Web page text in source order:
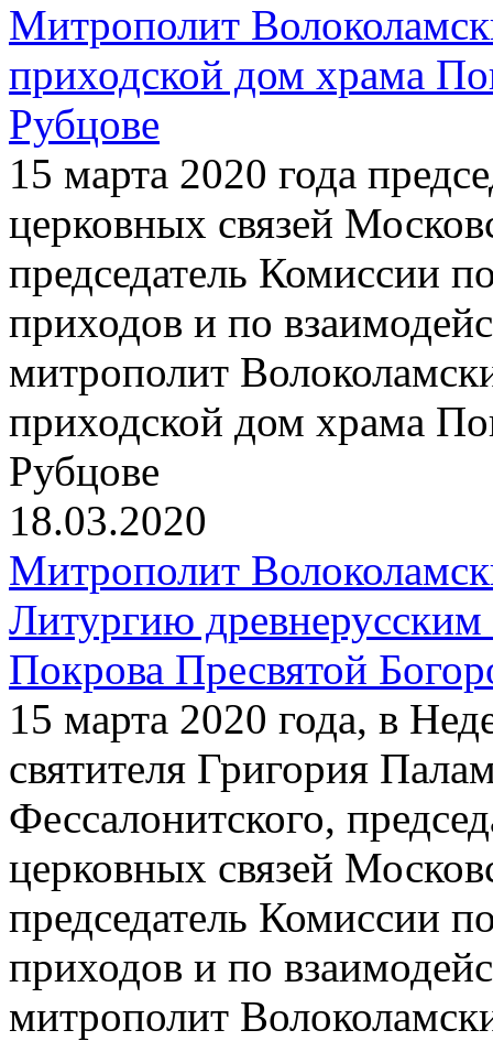
Митрополит
приходской дом храма
Рубцове
15 марта 2020 года
церковных связей
председатель Комиссии
приходов и по
митрополит
приходской дом храма
Рубцове
18.03.2020
Митрополит
Литургию
Покрова Пресвятой
15 марта 2020 года, в
святителя Григория
Фессалонитского,
церковных связей
председатель Комиссии
приходов и по
митрополит